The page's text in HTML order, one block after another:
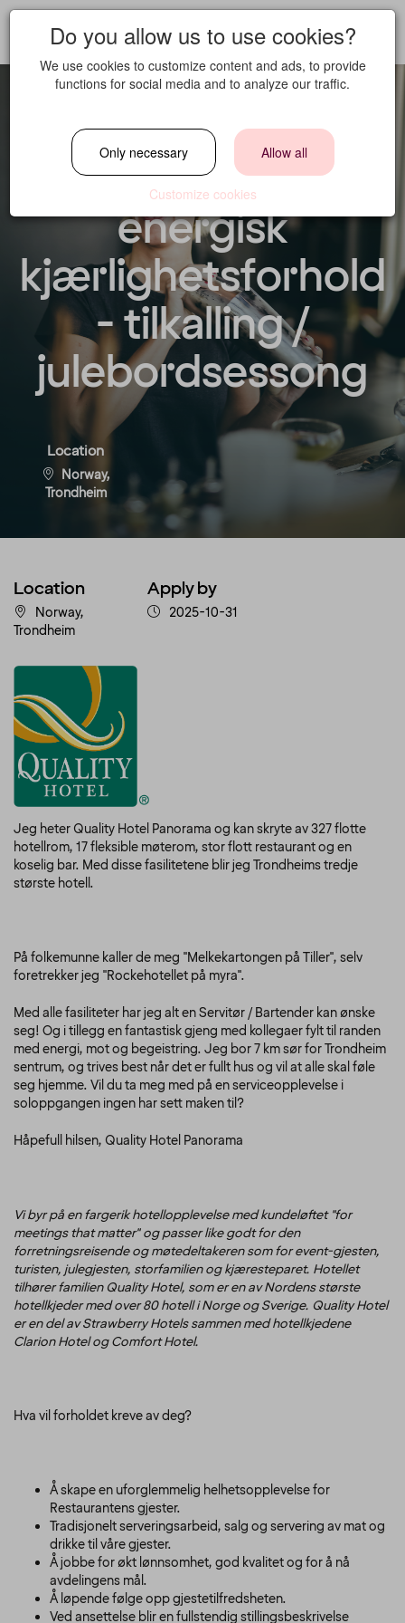
Servitør /
Bartender for
energisk
kjærlighetsforhold
- tilkalling /
julebordsessong
Location
Norway,
Trondheim
Location
Norway,
Trondheim
Apply by
2025-10-31
Jeg heter Quality Hotel Panorama og kan skryte av 327 flotte
hotellrom, 17 fleksible møterom, stor flott restaurant og en
koselig bar. Med disse fasilitetene blir jeg Trondheims tredje
største hotell.
På folkemunne kaller de meg "Melkekartongen på Tiller", selv
foretrekker jeg "Rockehotellet på myra".
Med alle fasiliteter har jeg alt en Servitør / Bartender kan ønske
seg! Og i tillegg en fantastisk gjeng med kollegaer fylt til randen
med energi, mot og begeistring. Jeg bor 7 km sør for Trondheim
sentrum, og trives best når det er fullt hus og vil at alle skal føle
seg hjemme. Vil du ta meg med på en serviceopplevelse i
soloppgangen ingen har sett maken til?
Håpefull hilsen, Quality Hotel Panorama
Vi byr på en fargerik hotellopplevelse med kundeløftet "for
meetings that matter" og passer like godt for den
forretningsreisende og møtedeltakeren som for event-gjesten,
turisten, julegjesten, storfamilien og kjæresteparet. Hotellet
tilhører familien Quality Hotel, som er en av Nordens største
hotellkjeder med over 80 hotell i Norge og Sverige. Quality Hotel
er en del av Strawberry Hotels sammen med hotellkjedene
Clarion Hotel og Comfort Hotel.
Hva vil forholdet kreve av deg?
Å skape en uforglemmelig helhetsopplevelse for
Restaurantens gjester.
Tradisjonelt serveringsarbeid, salg og servering av mat og
drikke til våre gjester.
Å jobbe for økt lønnsomhet, god kvalitet og for å nå
avdelingens mål.
Å løpende følge opp gjestetilfredsheten.
Ved ansettelse blir en fullstendig stillingsbeskrivelse
Do you allow us to use cookies?
We use cookies to customize content and ads, to provide
functions for social media and to analyze our traffic.
Only necessary Allow all
Customize cookies